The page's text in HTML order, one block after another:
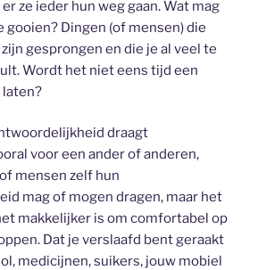
ze ieder hun weg gaan. Wat mag
gooien? Dingen (of mensen) die
gesprongen en die je al veel te
Wordt het niet eens tijd een
laten?
draagt
voor een ander of anderen,
mensen zelf hun
mag of mogen dragen, maar het
makkelijker is om comfortabel op
Dat je verslaafd bent geraakt
medicijnen, suikers, jouw mobiel